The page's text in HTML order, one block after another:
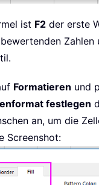
ist F2 der erste
Zahlen
Formatieren und
festlegen
an, um die
Screenshot: